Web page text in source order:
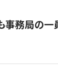
事務局の一